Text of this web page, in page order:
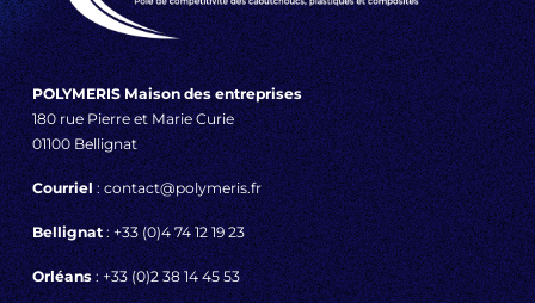
POLYMERIS Maison des entreprises
180 rue Pierre et Marie Curie
01100 Bellignat
Courriel: contact@polymeris.fr
Bellignat: +33 (0)4 74 12 19 23
Orléans: +33 (0)2 38 14 45 53